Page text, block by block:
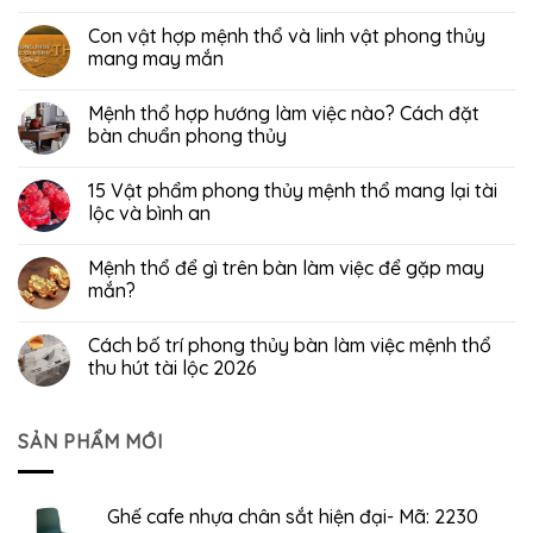
Con vật hợp mệnh thổ và linh vật phong thủy
mang may mắn
Mệnh thổ hợp hướng làm việc nào? Cách đặt
bàn chuẩn phong thủy
15 Vật phẩm phong thủy mệnh thổ mang lại tài
lộc và bình an
Mệnh thổ để gì trên bàn làm việc để gặp may
mắn?
Cách bố trí phong thủy bàn làm việc mệnh thổ
thu hút tài lộc 2026
SẢN PHẨM MỚI
Ghế cafe nhựa chân sắt hiện đại- Mã: 2230